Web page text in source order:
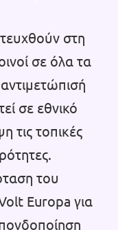
στη
σε όλα τα
σε εθνικό
τις τοπικές
του
Europa για